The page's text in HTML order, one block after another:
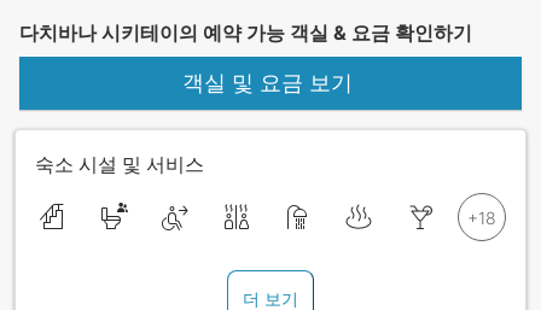
다치바나 시키테이의 예약 가능 객실 & 요금 확인하기
객실 및 요금 보기
숙소 시설 및 서비스
더 보기